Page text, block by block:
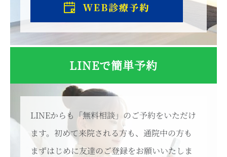
LINEで簡単予約
LINEからも「無料相談」のご予約をいただけ
ます。初めて来院される方も、通院中の方も
まずはじめに友達のご登録をお願いいたしま